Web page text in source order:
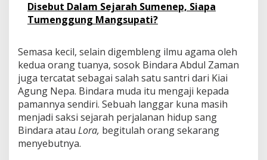
e
p
Disebut Dalam Sejarah Sumenep, Siapa
Tumenggung Mangsupati?
Semasa kecil, selain digembleng ilmu agama oleh
kedua orang tuanya, sosok Bindara Abdul Zaman
juga tercatat sebagai salah satu santri dari Kiai
Agung Nepa. Bindara muda itu mengaji kepada
pamannya sendiri. Sebuah langgar kuna masih
menjadi saksi sejarah perjalanan hidup sang
Bindara atau Lora, begitulah orang sekarang
menyebutnya.